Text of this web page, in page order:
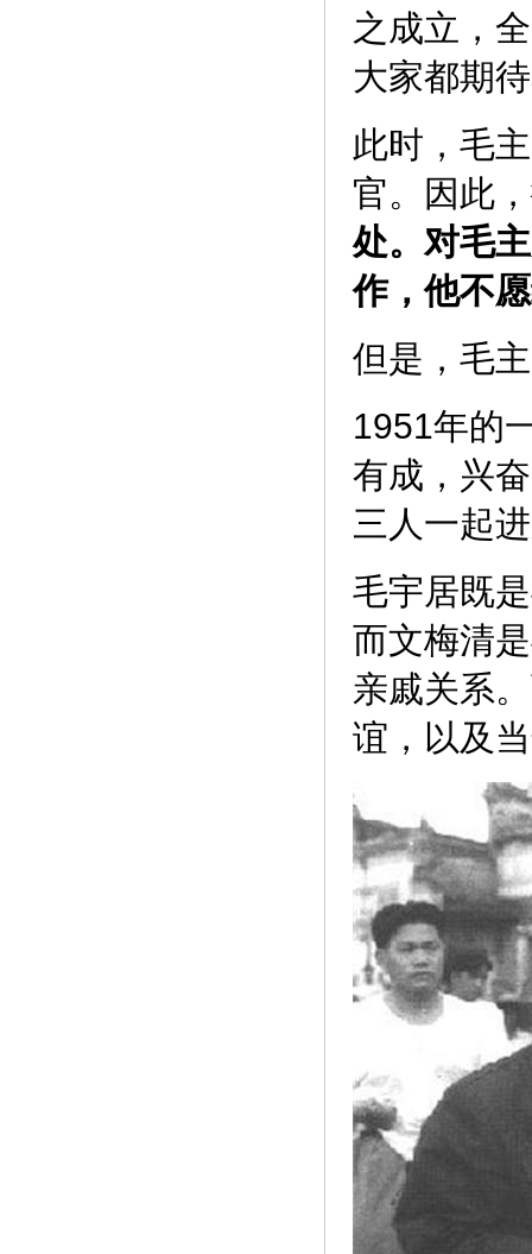
之成立，
大家都期
此时，毛
官。因此，
处。对毛
作，他不
但是，毛
1951年的
有成，兴
三人一起
毛宇居既
而文梅清
亲戚关系
谊，以及